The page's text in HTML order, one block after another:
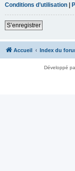
Conditions d’utilisation |
S’enregistrer
Accueil Index du
Développé